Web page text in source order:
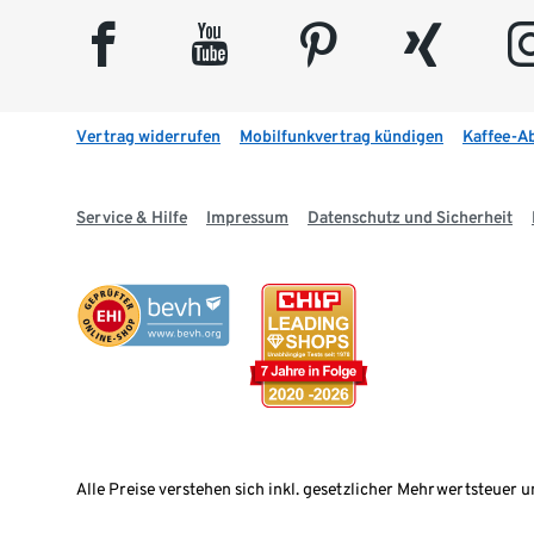
facebook youtube pinterest xing
Vertrag widerrufen Mobilfunkvertrag kündigen Kaffee-
Service & Hilfe Impressum Datenschutz und Sicherheit
Alle Preise verstehen sich inkl. gesetzlicher Mehrwertsteuer